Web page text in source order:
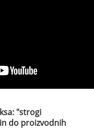
"strogi
do proizvodnih